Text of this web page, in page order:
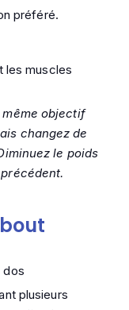
préféré.
les muscles
même objectif
changez de
le poids
dos
plusieurs